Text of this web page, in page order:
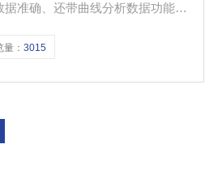
准确、还带曲线分析数据功能，
量：3015